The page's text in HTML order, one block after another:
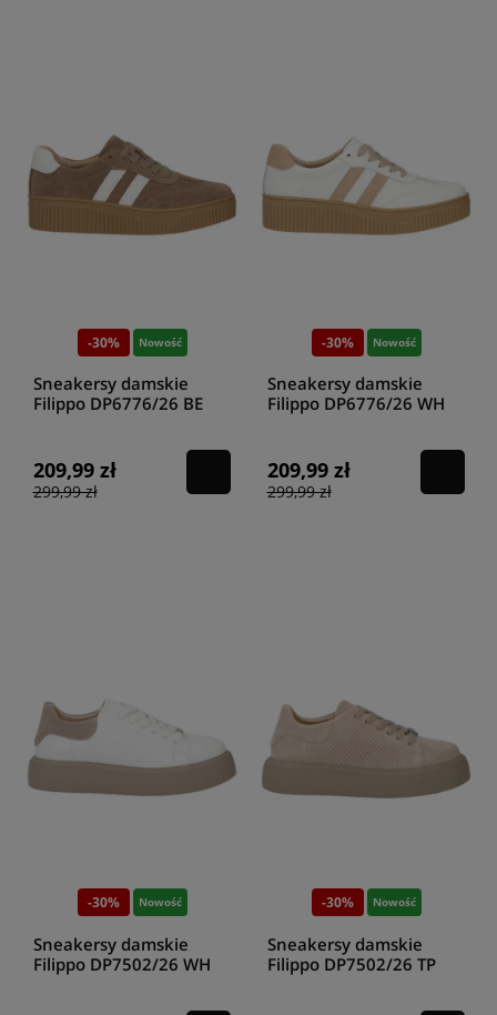
-30% Nowość
Sneakersy damskie
Filippo DP6776/26 BE
209,99 zł
299,99 zł
-30% Nowość
Sneakersy damskie
Filippo DP6776/26 WH
209,99 zł
299,99 zł
-30% Nowość
Sneakersy damskie
Filippo DP7502/26 WH
-30% Nowość
Sneakersy damskie
Filippo DP7502/26 TP